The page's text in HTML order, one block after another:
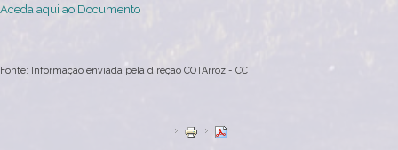
Aceda aqui ao Documento
Fonte: Informação enviada pela direção COTArroz - CC